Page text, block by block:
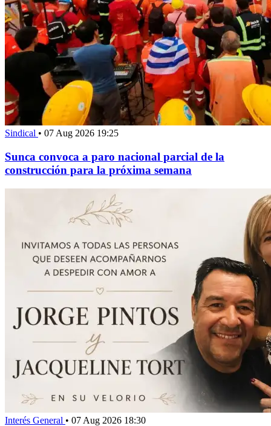
Sindical • 07 Aug 2026 19:25
Sunca convoca a paro nacional parcial de la
construcción para la próxima semana
Interés General • 07 Aug 2026 18:30